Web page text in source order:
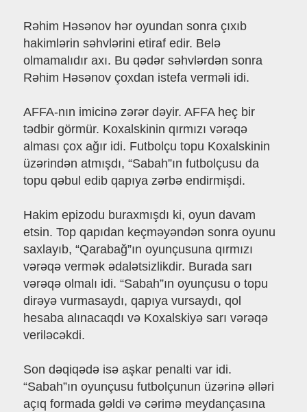
Rəhim Həsənov hər oyundan sonra çıxıb
hakimlərin səhvlərini etiraf edir. Belə
olmamalıdır axı. Bu qədər səhvlərdən sonra
Rəhim Həsənov çoxdan istefa verməli idi.
AFFA-nın imicinə zərər dəyir. AFFA heç bir
tədbir görmür. Koxalskinin qırmızı vərəqə
alması çox ağır idi. Futbolçu topu Koxalskinin
üzərindən atmışdı, “Sabah”ın futbolçusu da
topu qəbul edib qapıya zərbə endirmişdi.
Hakim epizodu buraxmışdı ki, oyun davam
etsin. Top qapıdan keçməyəndən sonra oyunu
saxlayıb, “Qarabağ”ın oyunçusuna qırmızı
vərəqə vermək ədalətsizlikdir. Burada sarı
vərəqə olmalı idi. “Sabah”ın oyunçusu o topu
dirəyə vurmasaydı, qapıya vursaydı, qol
hesaba alınacaqdı və Koxalskiyə sarı vərəqə
veriləcəkdi.
Son dəqiqədə isə aşkar penalti var idi.
“Sabah”ın oyunçusu futbolçunun üzərinə əlləri
açıq formada gəldi və cərimə meydançasına